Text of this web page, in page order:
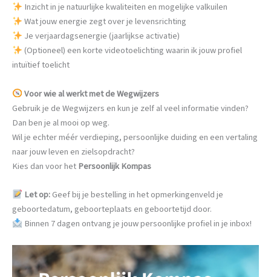
Inzicht in je natuurlijke kwaliteiten en mogelijke valkuilen
Wat jouw energie zegt over je levensrichting
Je verjaardagsenergie (jaarlijkse activatie)
(Optioneel) een korte videotoelichting waarin ik jouw profiel
intuïtief toelicht
Voor wie al werkt met de Wegwijzers
Gebruik je de Wegwijzers en kun je zelf al veel informatie vinden?
Dan ben je al mooi op weg.
Wil je echter méér verdieping, persoonlijke duiding en een vertaling
naar jouw leven en zielsopdracht?
Kies dan voor hetPersoonlijk Kompas
Let op:Geef bij je bestelling in het opmerkingenveld je
geboortedatum, geboorteplaats en geboortetijd door.
Binnen 7 dagen ontvang je jouw persoonlijke profiel in je inbox!